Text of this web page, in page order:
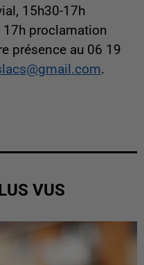
15h30-17h
proclamation
présence au 06 19
.
VUS